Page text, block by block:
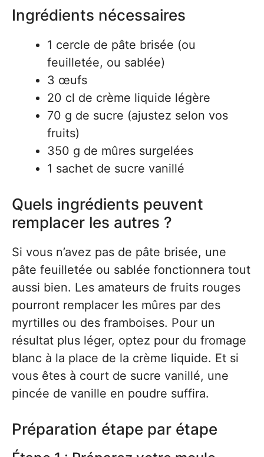
Ingrédients nécessaires
1 cercle de pâte brisée (ou
feuilletée, ou sablée)
3 œufs
20 cl de crème liquide légère
70 g de sucre (ajustez selon vos
fruits)
350 g de mûres surgelées
1 sachet de sucre vanillé
Quels ingrédients peuvent
remplacer les autres ?
Si vous n’avez pas de pâte brisée, une
pâte feuilletée ou sablée fonctionnera tout
aussi bien. Les amateurs de fruits rouges
pourront remplacer les mûres par des
myrtilles ou des framboises. Pour un
résultat plus léger, optez pour du fromage
blanc à la place de la crème liquide. Et si
vous êtes à court de sucre vanillé, une
pincée de vanille en poudre suffira.
Préparation étape par étape